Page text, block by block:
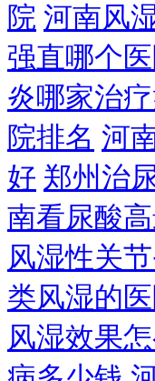
院 河南风
强直哪个
炎哪家治
院排名 河
好 郑州治
南看尿酸
风湿性关
类风湿的
风湿效果